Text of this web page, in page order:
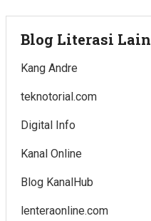
Blog Literasi Lain
Kang Andre
teknotorial.com
Digital Info
Kanal Online
Blog KanalHub
lenteraonline.com